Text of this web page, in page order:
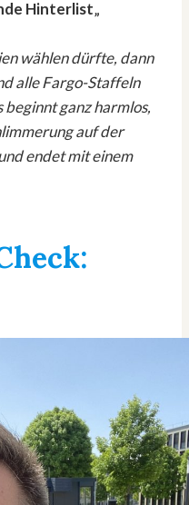
Hinterlist„
wählen dürfte, dann
alle Fargo-Staffeln
ganz harmlos,
auf der
endet mit einem